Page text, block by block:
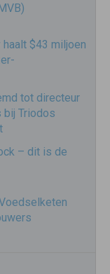
haalt $43 miljoen
tot directeur
bij Triodos
– dit is de